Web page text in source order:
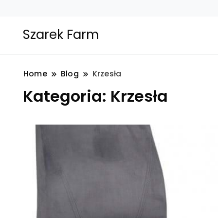
Szarek Farm
Home Blog Krzesła
Kategoria: Krzesła